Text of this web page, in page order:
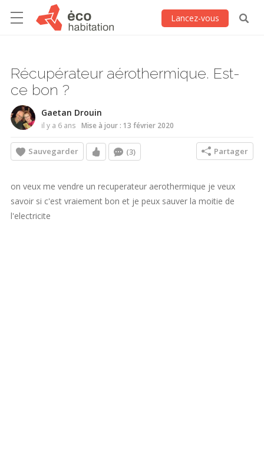
Lancez-vous
Récupérateur aérothermique. Est-
ce bon ?
Gaetan Drouin
il y a 6 ans Mise à jour : 13 février 2020
Sauvegarder (3) Partager
on veux me vendre un recuperateur aerothermique je veux
savoir si c'est vraiement bon et je peux sauver la moitie de
l'electricite